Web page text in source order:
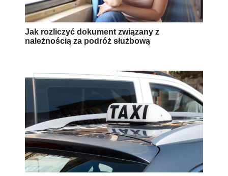
Jak rozliczyć dokument związany z
należnością za podróż służbową